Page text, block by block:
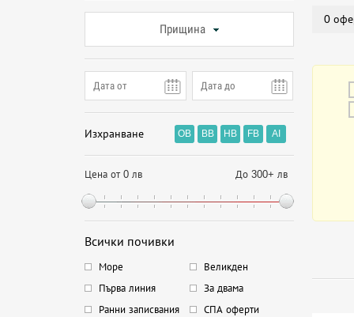
Прищина
Изхранване OB BB HB FB AI
Цена от 0 лв До 300+ лв
Всички почивки
Море
Великден
Първа линия
За двама
Ранни записвания
СПА оферти
0